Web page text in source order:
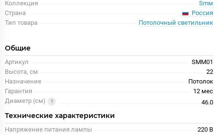
Коллекция
Smм
Страна
Россия
Тип товара
Потолочный светильник
Общие
Артикул
SMM01
Высота, см
22
Назначение
Потолок
Гарантия
12 меc
Диаметр (см)
46.0
Технические характеристики
Напряжение питания лампы
220 В